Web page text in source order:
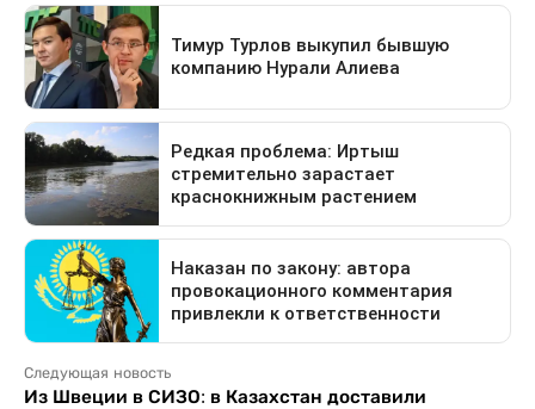
Следующая новость
Из Швеции в СИЗО: в Казахстан доставили